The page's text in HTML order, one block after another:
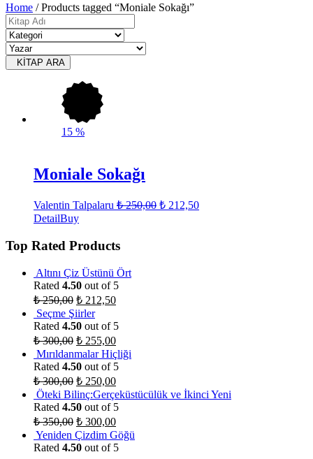
Home / Products tagged “Moniale Sokağı”
KİTAP ARA
15 %
Moniale Sokağı
Valentin Talpalaru ₺250,00 ₺ 212,50
DetailBuy
Top Rated Products
Altını Çiz Üstünü Ört
Rated 4.50 out of 5
₺250,00 ₺ 212,50
Seçme Şiirler
Rated 4.50 out of 5
₺300,00 ₺ 255,00
Mırıldanmalar Hiçliği
Rated 4.50 out of 5
₺300,00 ₺ 250,00
Öteki Bilinç:Gerçeküstücülük ve İkinci Yeni
Rated 4.50 out of 5
₺350,00 ₺ 300,00
Yeniden Çizdim Göğü
Rated 4.50 out of 5